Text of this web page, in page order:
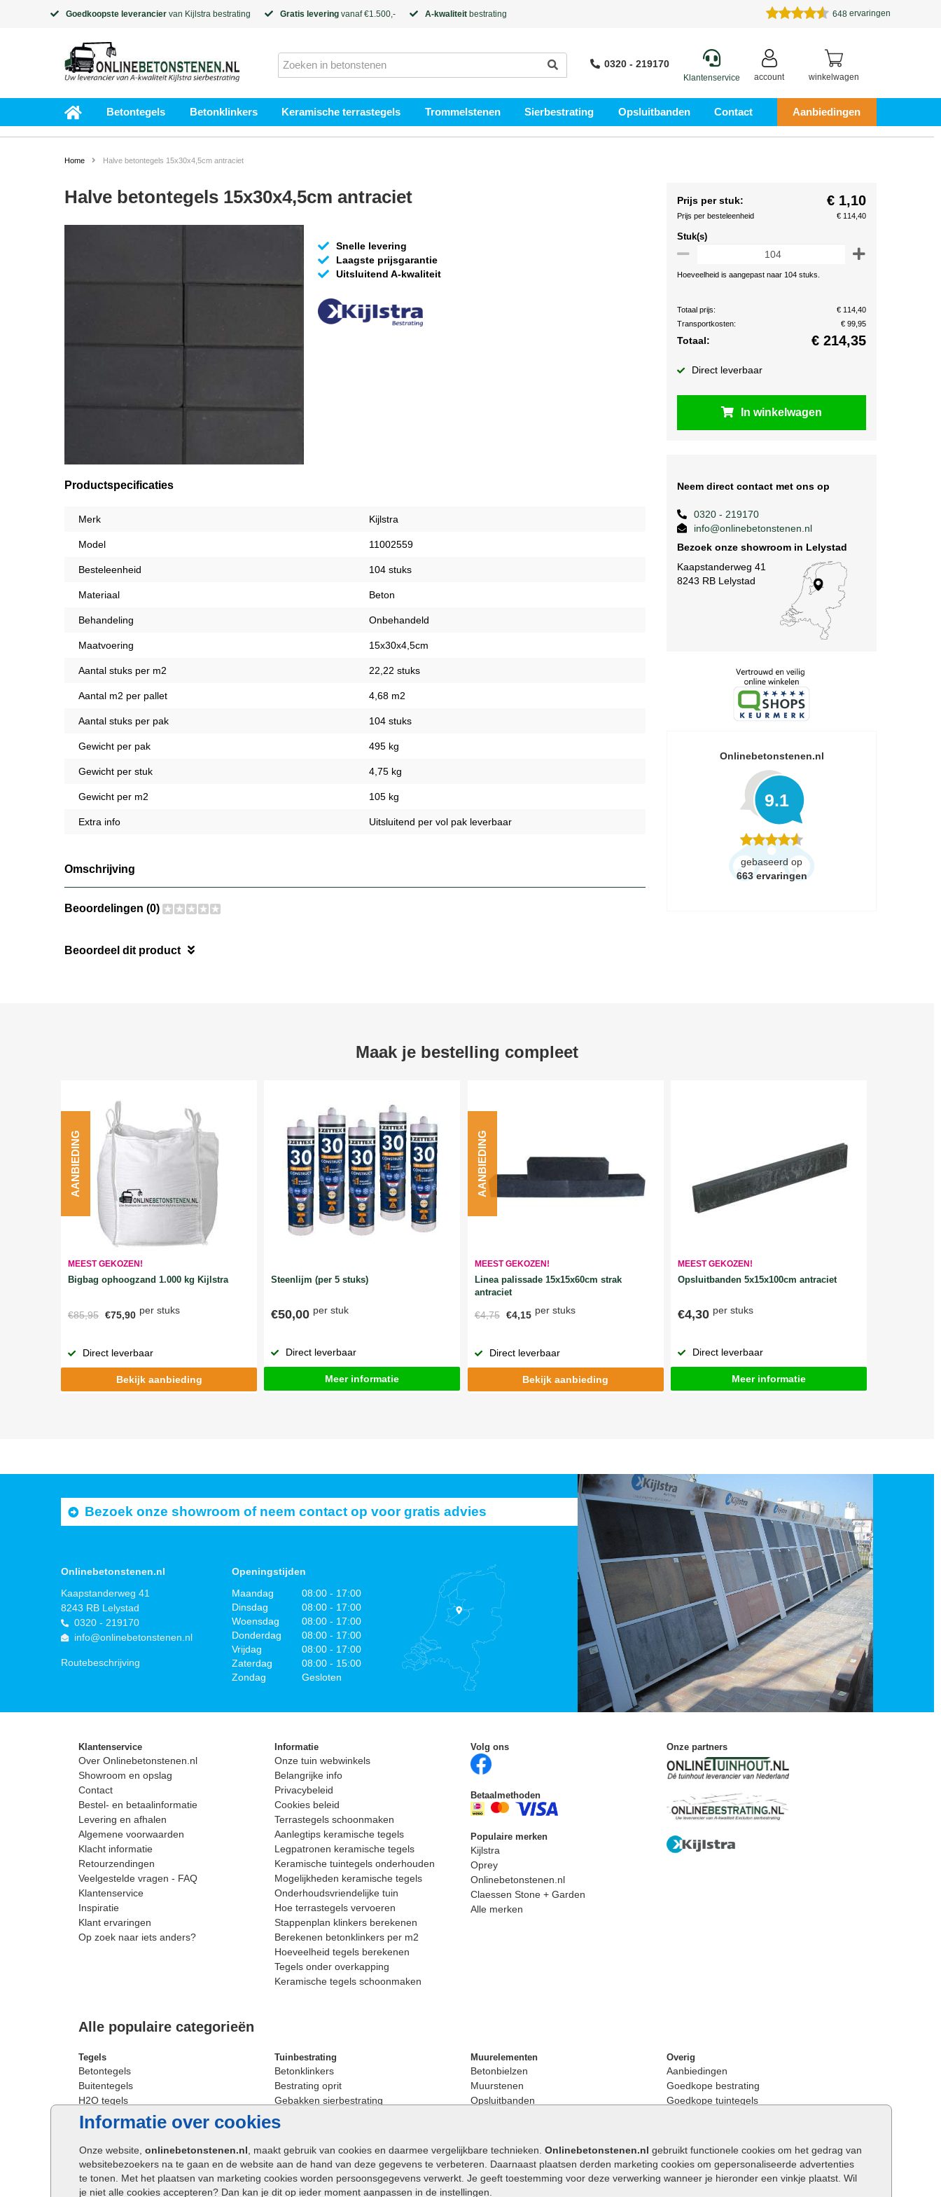
Goedkoopste leverancier van Kijlstra bestrating Gratis levering vanaf €1.500,- A-kwaliteit bestrating 648 ervaringen
0320 - 219170
Klantenservice account winkelwagen
Betontegels Betonklinkers Keramische terrastegels Trommelstenen Sierbestrating Opsluitbanden Contact Aanbiedingen
Informatie over cookies
Onze website, onlinebetonstenen.nl , maakt gebruik van cookies en daarmee vergelijkbare technieken. Onlinebetonstenen.nl gebruikt functionele cookies om het gedrag van
websitebezoekers na te gaan en de website aan de hand van deze gegevens te verbeteren. Daarnaast plaatsen derden marketing cookies om gepersonaliseerde advertenties
te tonen. Met het plaatsen van marketing cookies worden persoonsgegevens verwerkt. Je geeft toestemming voor deze verwerking wanneer je hieronder een vinkje plaatst. Wil
je niet alle cookies accepteren? Dan kan je dit op ieder moment aanpassen in de instellingen.
Home Halve betontegels 15x30x4,5cm antraciet
Halve betontegels 15x30x4,5cm antraciet
Snelle levering
Laagste prijsgarantie
Uitsluitend A-kwaliteit
Productspecificaties
Merk Kijlstra
Model 11002559
Besteleenheid 104 stuks
Materiaal Beton
Behandeling Onbehandeld
Maatvoering 15x30x4,5cm
Aantal stuks per m2 22,22 stuks
Aantal m2 per pallet 4,68 m2
Aantal stuks per pak 104 stuks
Gewicht per pak 495 kg
Gewicht per stuk 4,75 kg
Gewicht per m2 105 kg
Extra info Uitsluitend per vol pak leverbaar
Omschrijving
Beoordelingen (0)
Beoordeel dit product
Prijs per stuk: € 1,10
Prijs per besteleenheid € 114,40
Stuk(s)
Hoeveelheid is aangepast naar 104 stuks.
Totaal prijs:
€ 114,40
Transportkosten:
€ 99,95
Totaal: € 214,35
Direct leverbaar
In winkelwagen
Neem direct contact met ons op
0320 - 219170
info@onlinebetonstenen.nl
Bezoek onze showroom in Lelystad
Kaapstanderweg 41
8243 RB Lelystad
Onlinebetonstenen.nl
9.1
gebaseerd op
663 ervaringen
Maak je bestelling compleet
MEEST GEKOZEN!
Bigbag ophoogzand 1.000 kg Kijlstra
€85,95 €75,90 per stuks
AANBIEDING
Direct leverbaar
Bekijk aanbieding
Steenlijm (per 5 stuks)
€50,00 per stuk
Direct leverbaar
Meer informatie
MEEST GEKOZEN!
Linea palissade 15x15x60cm strak
antraciet
€4,75 €4,15 per stuks
AANBIEDING
Direct leverbaar
Bekijk aanbieding
MEEST GEKOZEN!
Opsluitbanden 5x15x100cm antraciet
€4,30 per stuks
Direct leverbaar
Meer informatie
Bezoek onze showroom of neem contact op voor gratis advies
Onlinebetonstenen.nl
Kaapstanderweg 41
8243 RB Lelystad
0320 - 219170
info@onlinebetonstenen.nl
Routebeschrijving
Openingstijden
Maandag
08:00 - 17:00
Dinsdag
08:00 - 17:00
Woensdag
08:00 - 17:00
Donderdag
08:00 - 17:00
Vrijdag
08:00 - 17:00
Zaterdag
08:00 - 15:00
Zondag
Gesloten
Klantenservice
Over Onlinebetonstenen.nl
Showroom en opslag
Contact
Bestel- en betaalinformatie
Levering en afhalen
Algemene voorwaarden
Klacht informatie
Retourzendingen
Veelgestelde vragen - FAQ
Klantenservice
Inspiratie
Klant ervaringen
Op zoek naar iets anders?
Informatie
Onze tuin webwinkels
Belangrijke info
Privacybeleid
Cookies beleid
Terrastegels schoonmaken
Aanlegtips keramische tegels
Legpatronen keramische tegels
Keramische tuintegels onderhouden
Mogelijkheden keramische tegels
Onderhoudsvriendelijke tuin
Hoe terrastegels vervoeren
Stappenplan klinkers berekenen
Berekenen betonklinkers per m2
Hoeveelheid tegels berekenen
Tegels onder overkapping
Keramische tegels schoonmaken
Volg ons
Betaalmethoden
Populaire merken
Kijlstra
Oprey
Onlinebetonstenen.nl
Claessen Stone + Garden
Alle merken
Onze partners
Alle populaire categorieën
Tegels
Betontegels
Buitentegels
H2O tegels
Keramische terrastegels
Oprit tegels
Patio tegels
Siertegels
Stoeptegels
Straattegels
Tuinbestrating
Betonklinkers
Bestrating oprit
Gebakken sierbestrating
Strakke bestrating
Straatstenen
Straatklinkers
Trommelstenen
Tuinstenen
Muurelementen
Betonbielzen
Muurstenen
Opsluitbanden
Betonblokken
Stapelstenen
Overig
Aanbiedingen
Goedkope bestrating
Goedkope tuintegels
Opsluitbanden plaatsen
Keerwanden
Traptreden tuin